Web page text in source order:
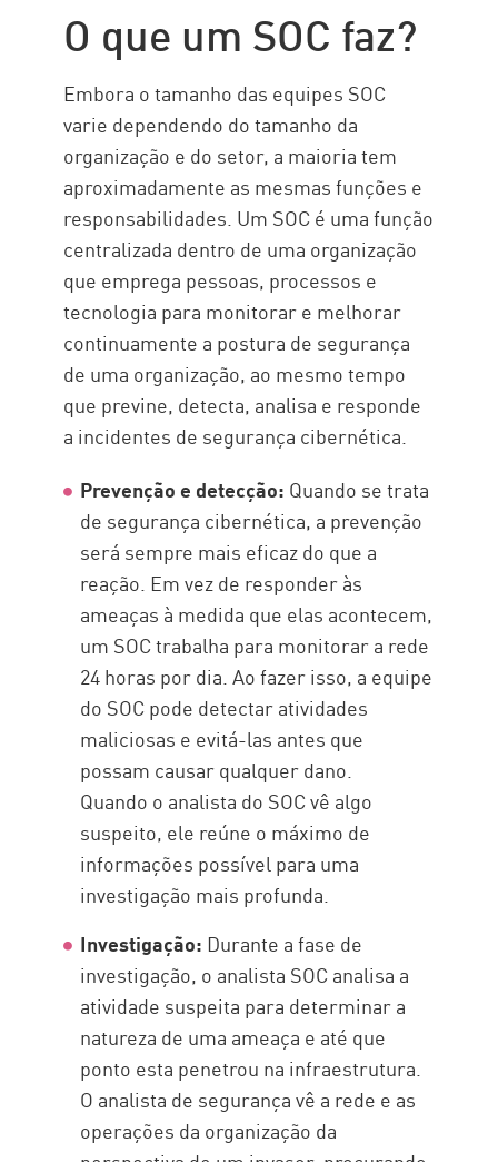
Solução Check Point
O que um SOC faz?
Embora o tamanho das equipes SOC
varie dependendo do tamanho da
organização e do setor, a maioria tem
aproximadamente as mesmas funções e
responsabilidades. Um SOC é uma função
centralizada dentro de uma organização
que emprega pessoas, processos e
tecnologia para monitorar e melhorar
continuamente a postura de segurança
de uma organização, ao mesmo tempo
que previne, detecta, analisa e responde
a incidentes de segurança cibernética.
Prevenção e detecção: Quando se trata
de segurança cibernética, a prevenção
será sempre mais eficaz do que a
reação. Em vez de responder às
ameaças à medida que elas acontecem,
um SOC trabalha para monitorar a rede
24 horas por dia. Ao fazer isso, a equipe
do SOC pode detectar atividades
maliciosas e evitá-las antes que
possam causar qualquer dano.
Quando o analista do SOC vê algo
suspeito, ele reúne o máximo de
informações possível para uma
investigação mais profunda.
Investigação: Durante a fase de
investigação, o analista SOC analisa a
atividade suspeita para determinar a
natureza de uma ameaça e até que
ponto esta penetrou na infraestrutura.
O analista de segurança vê a rede e as
operações da organização da